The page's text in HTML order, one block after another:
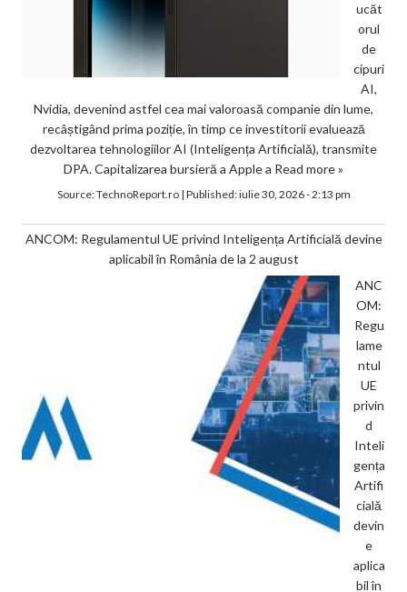
ucăt
orul
de
cipuri
AI,
Nvidia, devenind astfel cea mai valoroasă companie din lume,
recâștigând prima poziție, în timp ce investitorii evaluează
dezvoltarea tehnologiilor AI (Inteligența Artificială), transmite
DPA. Capitalizarea bursieră a Apple a Read more »
Source:TechnoReport.ro| Published:iulie 30, 2026 - 2:13 pm
ANCOM: Regulamentul UE privind Inteligența Artificială devine
aplicabil în România de la 2 august
ANC
OM:
Regu
lame
ntul
UE
privin
d
Inteli
gența
Artifi
cială
devin
e
aplica
bil în